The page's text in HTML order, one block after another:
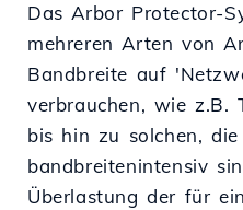
Das Arbor Protector-
mehreren Arten von
Bandbreite auf
verbrauchen, wie z.B.
bis hin zu solchen,
bandbreitenintensiv
Überlastung der für